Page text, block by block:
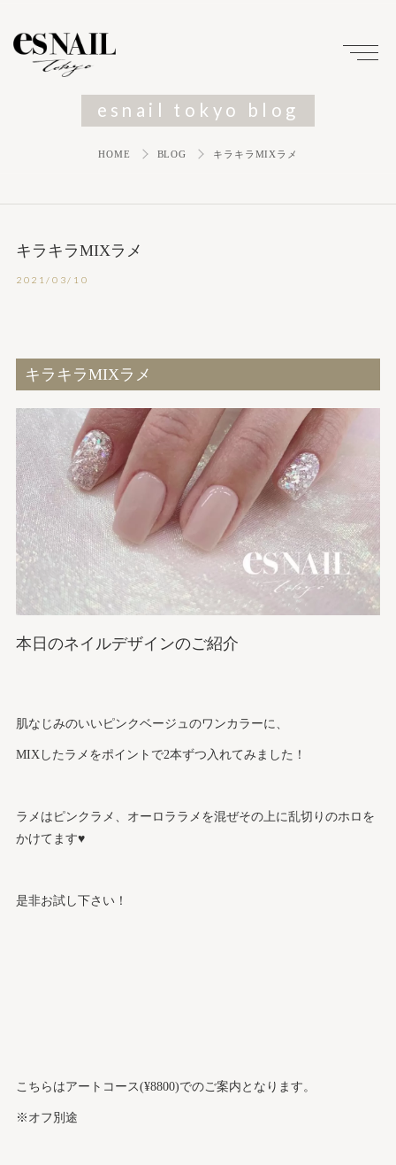
esnail tokyo blog
HOME BLOG キラキラMIXラメ
キラキラMIXラメ
2021/03/10
キラキラMIXラメ
本日のネイルデザインのご紹介
肌なじみのいいピンクベージュのワンカラーに、
MIXしたラメをポイントで2本ずつ入れてみました！
ラメはピンクラメ、オーロララメを混ぜその上に乱切りのホロを
かけてます♥
是非お試し下さい！
こちらはアートコース(¥8800)でのご案内となります。
※オフ別途